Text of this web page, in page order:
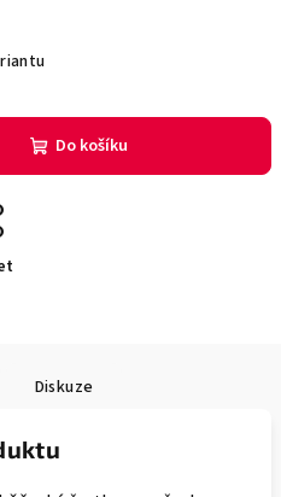
Do košíku
Diskuze